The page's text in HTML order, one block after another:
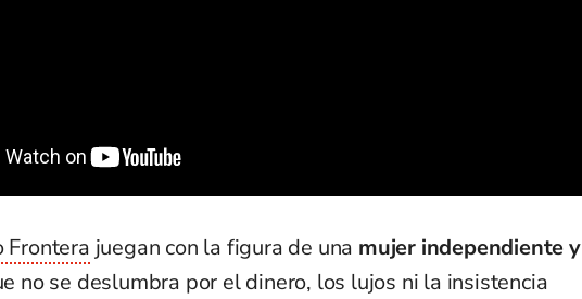
Frontera juegan con la figura de una mujer independiente y
no se deslumbra por el dinero, los lujos ni la insistencia